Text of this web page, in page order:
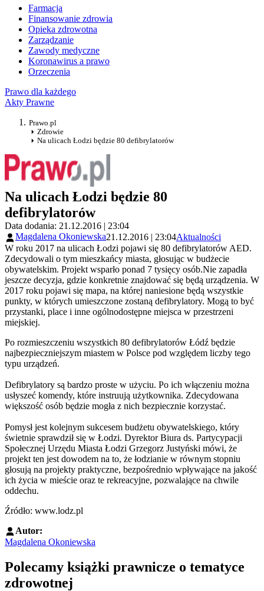
Farmacja
Finansowanie zdrowia
Opieka zdrowotna
Zarządzanie
Zawody medyczne
Koronawirus a prawo
Orzeczenia
Prawo dla każdego
Akty Prawne
Prawo.pl
Zdrowie
Na ulicach Łodzi będzie 80 defibrylatorów
Na ulicach Łodzi będzie 80
defibrylatorów
Data dodania: 21.12.2016 | 23:04
Magdalena Okoniewska21.12.2016 | 23:04Aktualności
W roku 2017 na ulicach Łodzi pojawi się 80 defibrylatorów AED.
Zdecydowali o tym mieszkańcy miasta, głosując w budżecie
obywatelskim. Projekt wsparło ponad 7 tysięcy osób.Nie zapadła
jeszcze decyzja, gdzie konkretnie znajdować się będą urządzenia. W
2017 roku pojawi się mapa, na której naniesione będą wszystkie
punkty, w których umieszczone zostaną defibrylatory. Mogą to być
przystanki, place i inne ogólnodostępne miejsca w przestrzeni
miejskiej.
Po rozmieszczeniu wszystkich 80 defibrylatorów Łódź będzie
najbezpieczniejszym miastem w Polsce pod względem liczby tego
typu urządzeń.
Defibrylatory są bardzo proste w użyciu. Po ich włączeniu można
usłyszeć komendy, które instruują użytkownika. Zdecydowana
większość osób będzie mogła z nich bezpiecznie korzystać.
Pomysł jest kolejnym sukcesem budżetu obywatelskiego, który
świetnie sprawdził się w Łodzi. Dyrektor Biura ds. Partycypacji
Społecznej Urzędu Miasta Łodzi Grzegorz Justyński mówi, że
projekt ten jest dowodem na to, że łodzianie w równym stopniu
głosują na projekty praktyczne, bezpośrednio wpływające na jakość
ich życia w mieście oraz te rekreacyjne, pozwalające na chwile
oddechu.
Źródło: www.lodz.pl
Autor:
Magdalena Okoniewska
Polecamy książki prawnicze o tematyce
zdrowotnej